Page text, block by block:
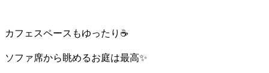
カフェスペースもゆったり☕️
ソファ席から眺めるお庭は最高✨